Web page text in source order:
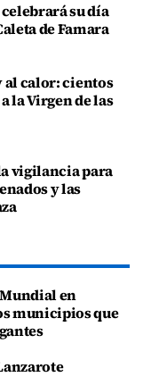
su día
de Famara
al calor: cientos
la Virgen de las
vigilancia para
y las
en
municipios que